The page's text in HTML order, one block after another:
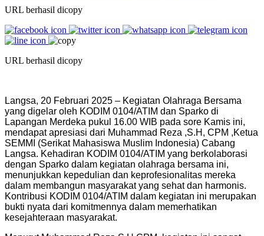
URL berhasil dicopy
URL berhasil dicopy
Langsa, 20 Februari 2025 – Kegiatan Olahraga Bersama
yang digelar oleh KODIM 0104/ATIM dan Sparko di
Lapangan Merdeka pukul 16.00 WIB pada sore Kamis ini,
mendapat apresiasi dari Muhammad Reza ,S.H, CPM ,Ketua
SEMMI (Serikat Mahasiswa Muslim Indonesia) Cabang
Langsa. Kehadiran KODIM 0104/ATIM yang berkolaborasi
dengan Sparko dalam kegiatan olahraga bersama ini,
menunjukkan kepedulian dan keprofesionalitas mereka
dalam membangun masyarakat yang sehat dan harmonis.
Kontribusi KODIM 0104/ATIM dalam kegiatan ini merupakan
bukti nyata dari komitmennya dalam memerhatikan
kesejahteraan masyarakat.